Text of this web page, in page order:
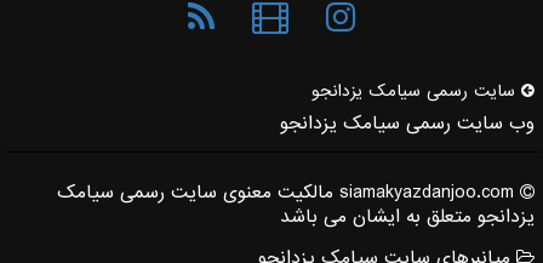
سایت رسمی سیامك یزدانجو
وب سایت رسمی سیامک یزدانجو
siamakyazdanjoo.com مالکیت معنوی سایت رسمی سیامک
یزدانجو متعلق به ایشان می باشد